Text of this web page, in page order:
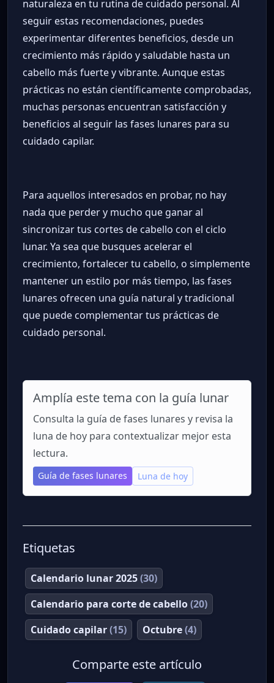
naturaleza en tu rutina de cuidado personal. Al
seguir estas recomendaciones, puedes
experimentar diferentes beneficios, desde un
crecimiento más rápido y saludable hasta un
cabello más fuerte y vibrante. Aunque estas
prácticas no están científicamente comprobadas,
muchas personas encuentran satisfacción y
beneficios al seguir las fases lunares para su
cuidado capilar.
Para aquellos interesados en probar, no hay
nada que perder y mucho que ganar al
sincronizar tus cortes de cabello con el ciclo
lunar. Ya sea que busques acelerar el
crecimiento, fortalecer tu cabello, o simplemente
mantener un estilo por más tiempo, las fases
lunares ofrecen una guía natural y tradicional
que puede complementar tus prácticas de
cuidado personal.
Amplía este tema con la guía lunar
Consulta la guía de fases lunares y revisa la
luna de hoy para contextualizar mejor esta
lectura.
Guía de fases lunares Luna de hoy
Etiquetas
Calendario lunar 2025(30)
Calendario para corte de cabello(20)
Cuidado capilar(15) Octubre(4)
Comparte este artículo